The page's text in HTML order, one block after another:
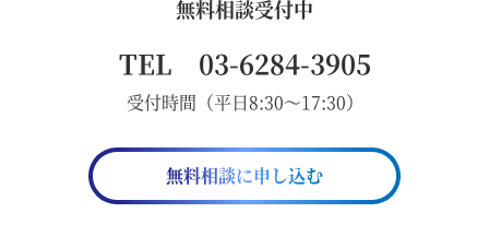
無料相談受付中
TEL 03-6284-3905
受付時間（平日8:30～17:30）
無料相談に申し込む